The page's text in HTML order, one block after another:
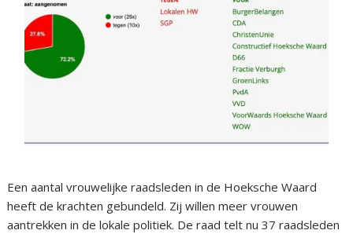
Een aantal vrouwelijke raadsleden in de Hoeksche Waard
heeft de krachten gebundeld. Zij willen meer vrouwen
aantrekken in de lokale politiek. De raad telt nu 37 raadsleden